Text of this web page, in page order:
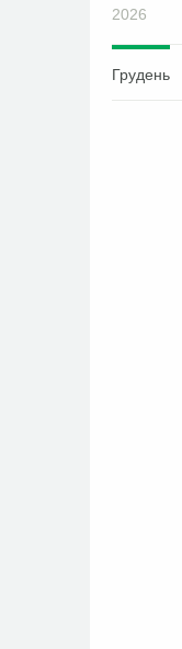
2026
Грудень